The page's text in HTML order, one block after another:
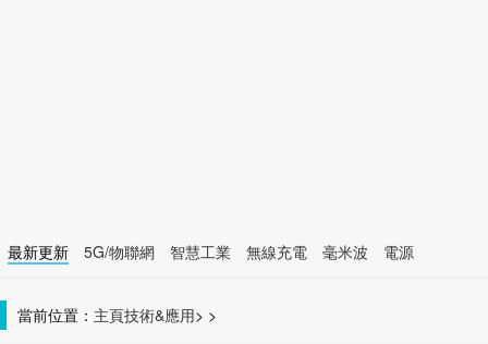
最新更新 5G/物聯網 智慧工業 無線充電 毫米波
電源
當前位置： 主頁 >
技術&應用 >